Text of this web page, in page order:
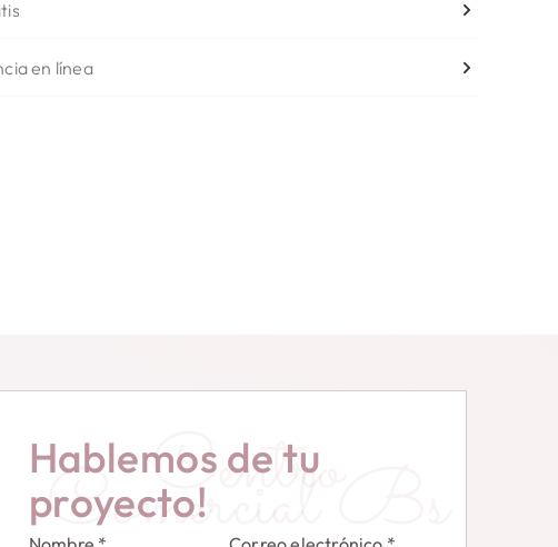
en línea
Hablemos de tu
proyecto!Centro
Comercial Bs